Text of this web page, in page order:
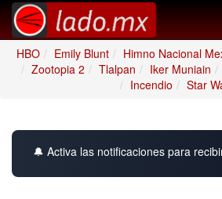
HBO
Emily Blunt Himno Nacional
Zootopia 2
Tlalpan Iker Muniain
Incendio
Star
🔔 Activa las notificaciones para